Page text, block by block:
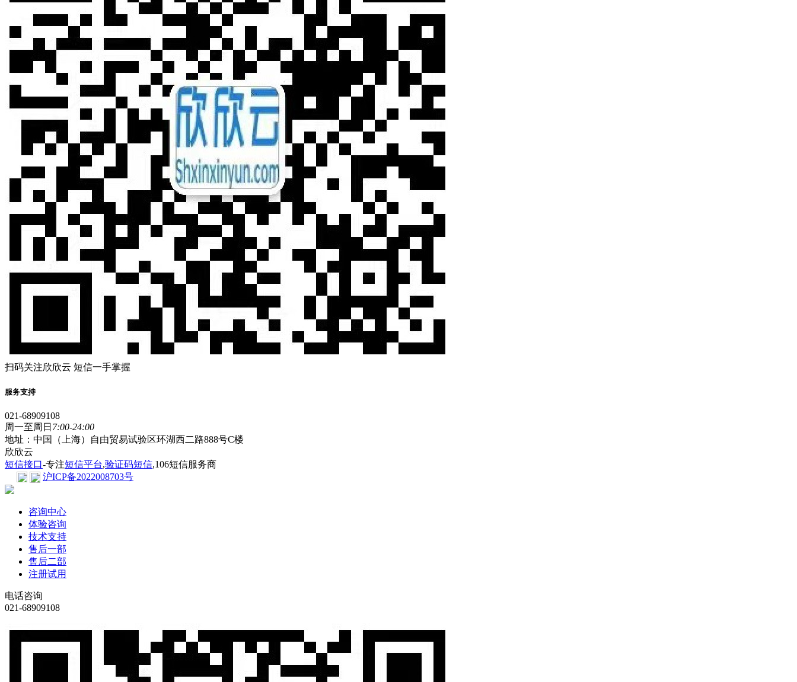
扫码关注欣欣云 短信一手掌握
服务支持
021-68909108
周一至周日 7:00-24:00
地址：中国（上海）自由贸易试验区环湖西二路888号C楼
欣欣云
短信接口-专注短信平台,验证码短信,106短信服务商
沪ICP备2022008703号
咨询中心
体验咨询
技术支持
售后一部
售后二部
注册试用
电话咨询
021-68909108